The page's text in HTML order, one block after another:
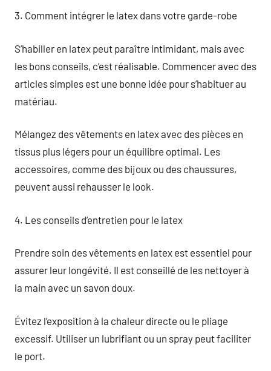
3. Comment intégrer le latex dans votre garde-robe
S’habiller en latex peut paraître intimidant, mais avec
les bons conseils, c’est réalisable. Commencer avec des
articles simples est une bonne idée pour s’habituer au
matériau.
Mélangez des vêtements en latex avec des pièces en
tissus plus légers pour un équilibre optimal. Les
accessoires, comme des bijoux ou des chaussures,
peuvent aussi rehausser le look.
4. Les conseils d’entretien pour le latex
Prendre soin des vêtements en latex est essentiel pour
assurer leur longévité. Il est conseillé de les nettoyer à
la main avec un savon doux.
Évitez l’exposition à la chaleur directe ou le pliage
excessif. Utiliser un lubrifiant ou un spray peut faciliter
le port.